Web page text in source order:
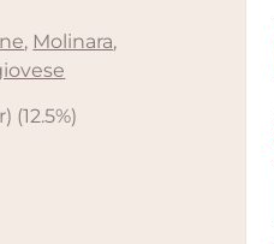
, Molinara,
(12.5%)